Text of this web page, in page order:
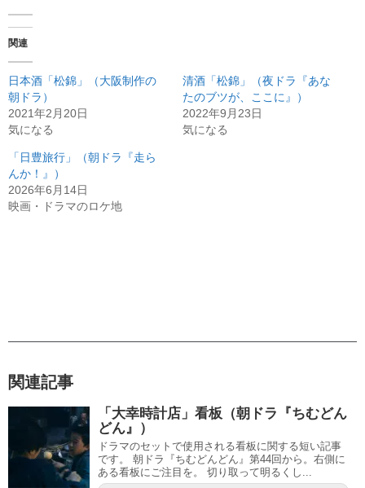
関連
日本酒「松錦」（大阪制作の
朝ドラ）
2021年2月20日
気になる
清酒「松錦」（夜ドラ『あな
たのブツが、ここに』）
2022年9月23日
気になる
「日豊旅行」（朝ドラ『走ら
んか！』）
2026年6月14日
映画・ドラマのロケ地
関連記事
「大幸時計店」看板（朝ドラ『ちむどん
どん』）
ドラマのセットで使用される看板に関する短い記事
です。 朝ドラ『ちむどんどん』第44回から。右側に
ある看板にご注目を。 切り取って明るくし...